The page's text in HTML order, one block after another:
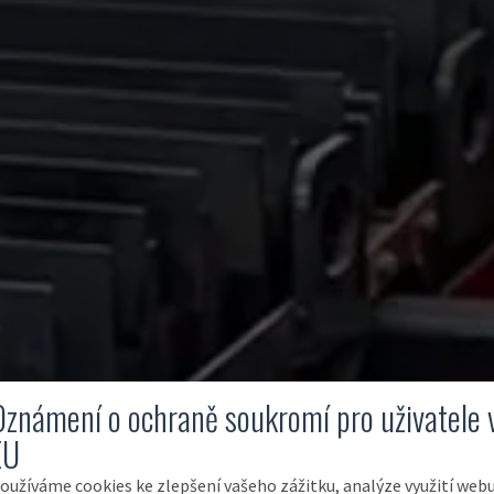
o ochraně soukromí pro uživatele
cookies ke zlepšení vašeho zážitku, analýze využití